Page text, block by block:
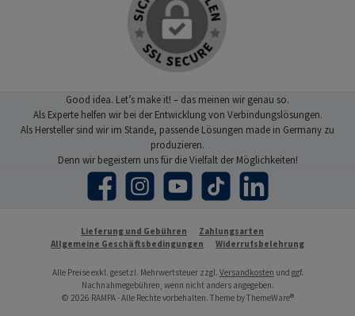
Good idea. Let’s make it! – das meinen wir genau so.
Als Experte helfen wir bei der Entwicklung von Verbindungslösungen.
Als Hersteller sind wir im Stande, passende Lösungen made in Germany zu
produzieren.
Denn wir begeistern uns für die Vielfalt der Möglichkeiten!
Facebook Instagram YouTube TikTok LinkedIn
Lieferung und Gebühren
Zahlungsarten
Allgemeine Geschäftsbedingungen
Widerrufsbelehrung
Alle Preise exkl. gesetzl. Mehrwertsteuer zzgl. Versandkosten und ggf.
Nachnahmegebühren, wenn nicht anders angegeben.
© 2026 RAMPA - Alle Rechte vorbehalten. Theme byThemeWare®